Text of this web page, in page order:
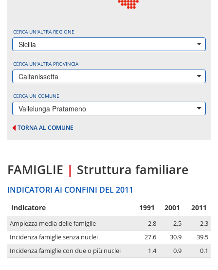
CERCA UN'ALTRA REGIONE
Sicilia
CERCA UN'ALTRA PROVINCIA
Caltanissetta
CERCA UN COMUNE
Vallelunga Pratameno
TORNA AL COMUNE
FAMIGLIE | Struttura familiare
INDICATORI AI CONFINI DEL 2011
Indicatore 1991 2001 2011
Ampiezza media delle famiglie 2.8 2.5
2.3
Incidenza famiglie senza nuclei
27.6 30.9
39.5
Incidenza famiglie con due o più nuclei
1.4 0.9 0.1